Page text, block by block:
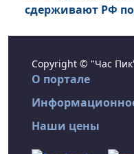
сдерживают РФ
Copyright © "Час
О портале
Наши цены